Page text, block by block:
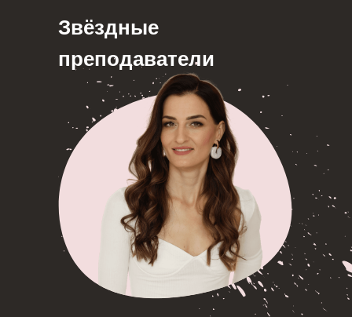
Звёздные
преподаватели